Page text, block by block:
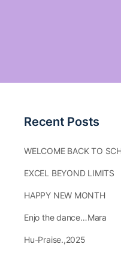
Recent Posts
WELCOME BACK TO
EXCEL BEYOND LIMITS
HAPPY NEW MONTH
Enjo the dance…Mara
Hu-Praise.,2025